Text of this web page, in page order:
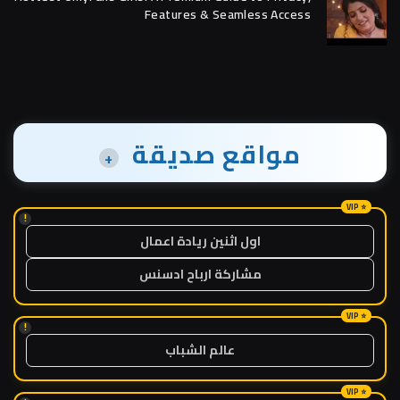
Features & Seamless Access
مواقع صديقة +
!
اول اثنين ريادة اعمال
مشاركة ارباح ادسنس
!
عالم الشباب